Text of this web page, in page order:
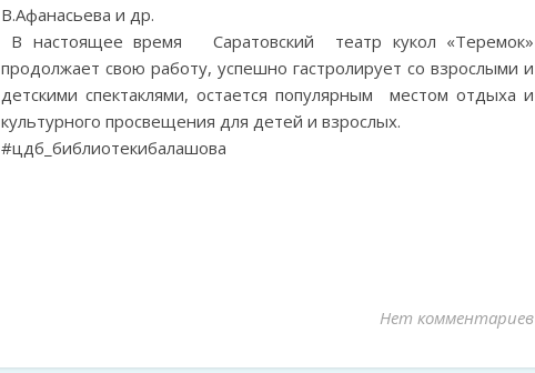
В.Афанасьева и др.
В настоящее время Саратовский театр кукол «Теремок»
продолжает свою работу, успешно гастролирует со взрослыми и
детскими спектаклями, остается популярным местом отдыха и
культурного просвещения для детей и взрослых.
#цдб_библиотекибалашова
Нет комментариев